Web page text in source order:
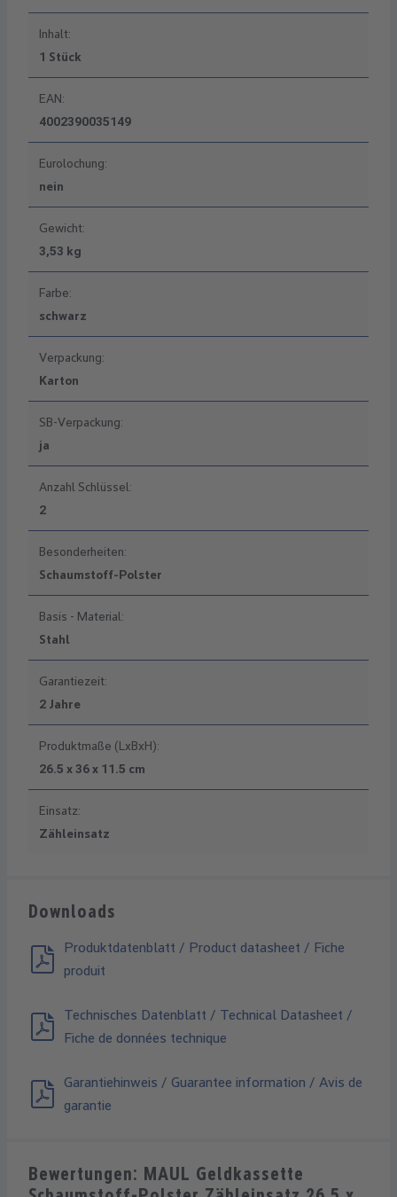
Inhalt:
1 Stück
EAN:
4002390035149
Eurolochung:
nein
Gewicht:
3,53 kg
Farbe:
schwarz
Verpackung:
Karton
SB-Verpackung:
ja
Anzahl Schlüssel:
2
Besonderheiten:
Schaumstoff-Polster
Basis - Material:
Stahl
Garantiezeit:
2 Jahre
Produktmaße (LxBxH):
26.5 x 36 x 11.5 cm
Einsatz:
Zähleinsatz
Downloads
Produktdatenblatt / Product datasheet / Fiche
produit
Technisches Datenblatt / Technical Datasheet /
Fiche de données technique
Garantiehinweis / Guarantee information / Avis de
garantie
Bewertungen: MAUL Geldkassette